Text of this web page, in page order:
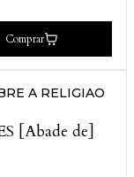
Comprar
A RELIGIAO
[Abade de]